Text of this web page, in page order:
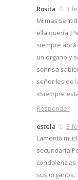
Rosita
3
Mi mas
ella quería
siempre
un organo y
sonrisa
señor les de
«Siempre
Responder
estela
3
Lamento
sus organos.